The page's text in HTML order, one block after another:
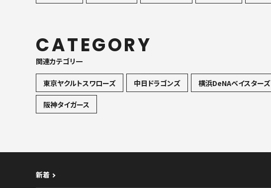
CATEGORY
関連カテゴリ一
東京ヤクルトスワローズ 中日ドラゴンズ 横浜DeNAベイスターズ
阪神タイガース
新着